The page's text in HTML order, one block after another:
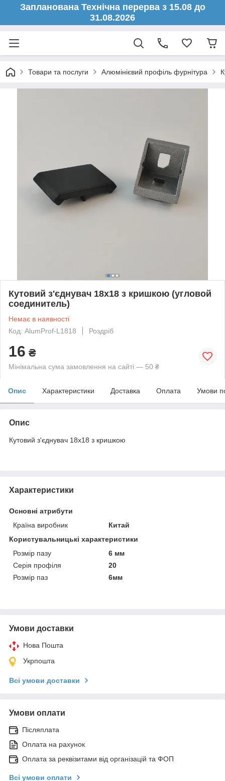
Запланована Технічна перерва з 15.08 до
31.08.2026
Товари та послуги Алюмінієвий профіль фурнітура
Кутовий з'єднувач 18x18 з кришкою (угловой
соединитель)
Немає в наявності
Код: AlumProf-L1818
Роздріб
16 ₴
Мінімальна сума замовлення на сайті — 50 ₴
Опис Характеристики Доставка Оплата Умови
Опис
Кутовий з'єднувач 18x18 з кришкою
Характеристики
Основні атрибути
Країна виробник
Китай
Користувальницькі характеристики
Розмір пазу
6 мм
Серія профіля
20
Розмір паз
6мм
Умови доставки
Нова Пошта
Укрпошта
Всі умови доставки
Умови оплати
Післяплата
Оплата на рахунок
Оплата за реквізитами від організацій та ФОП
Всі умови оплати